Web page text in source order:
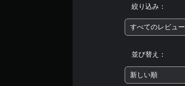
絞り込み：
すべてのレビュー
並び替え：
新しい順